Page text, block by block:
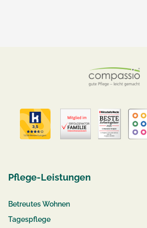
Pflege-Leistungen
Betreutes Wohnen
Tagespflege